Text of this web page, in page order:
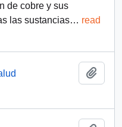
de cobre y sus
las sustancias… read